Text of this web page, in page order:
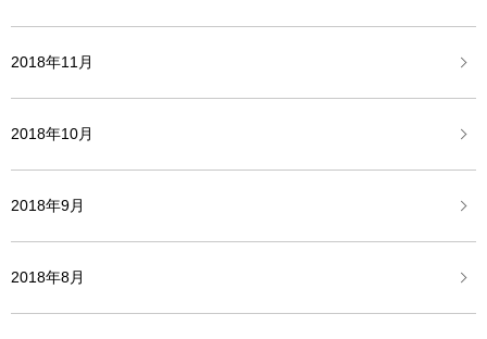
2018年11月
2018年10月
2018年9月
2018年8月